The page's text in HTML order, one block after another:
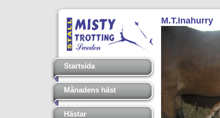
Startsida
Månadens häst
Hästar
M.T.Inahurry